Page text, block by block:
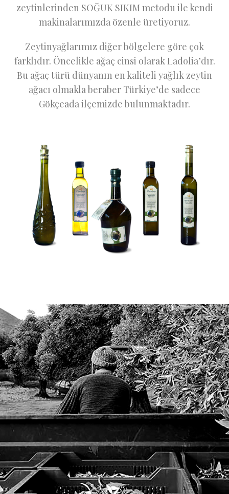
zeytinlerinden SOĞUK SIKIM metodu ile kendi
makinalarımızda özenle üretiyoruz.
Zeytinyağlarımız diğer bölgelere göre çok
farklıdır. Öncelikle ağaç cinsi olarak Ladolia’dır.
Bu ağaç türü dünyanın en kaliteli yağlık zeytin
ağacı olmakla beraber Türkiye’de sadece
Gökçeada ilçemizde bulunmaktadır.